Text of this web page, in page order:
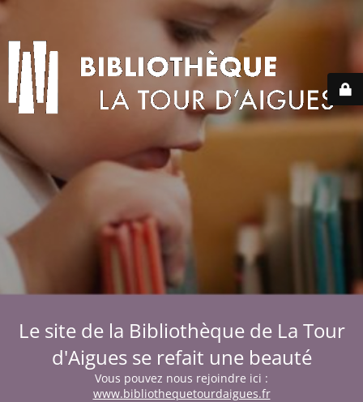
Le site de la Bibliothèque de La Tour
d'Aigues se refait une beauté
Vous pouvez nous rejoindre ici :
www.bibliothequetourdaigues.fr